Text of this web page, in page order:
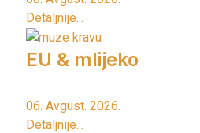
Detaljnije...
EU & mlijeko
06. Avgust. 2026.
Detaljnije...